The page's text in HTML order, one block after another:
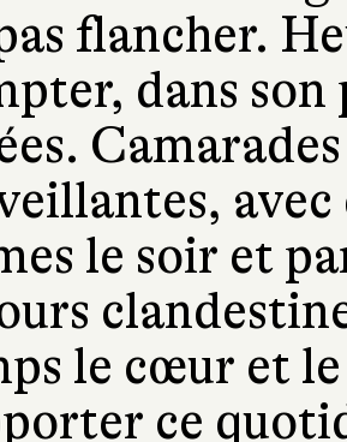
flancher.
dans son
le soir et
le cœur et
ce